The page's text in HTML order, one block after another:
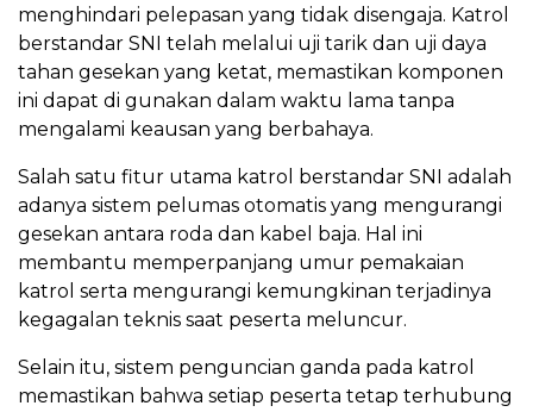
menghindari pelepasan yang tidak disengaja. Katrol
berstandar SNI telah melalui uji tarik dan uji daya
tahan gesekan yang ketat, memastikan komponen
ini dapat di gunakan dalam waktu lama tanpa
mengalami keausan yang berbahaya.
Salah satu fitur utama katrol berstandar SNI adalah
adanya sistem pelumas otomatis yang mengurangi
gesekan antara roda dan kabel baja. Hal ini
membantu memperpanjang umur pemakaian
katrol serta mengurangi kemungkinan terjadinya
kegagalan teknis saat peserta meluncur.
Selain itu, sistem penguncian ganda pada katrol
memastikan bahwa setiap peserta tetap terhubung